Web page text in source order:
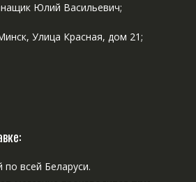
Юлий Васильевич;
Улица Красная, дом 21;
всей Беларуси.